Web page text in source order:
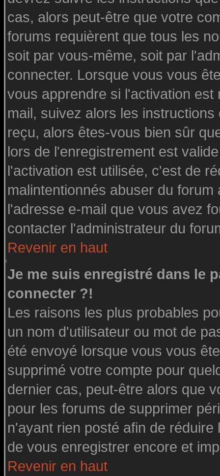
cas, alors peut-être que votre
forums requièrent que tous les
soit par vous-même, soit par
connecter. Lorsque vous vous
vous apprendre si l'activation
mail, suivez alors les
reçu, alors êtes-vous bien sûr
lors de l'enregistrement est
l'activation est utilisée, c'est de
malintentionnés abuser du
l'adresse e-mail que vous avez
contacter l'administrateur du
Revenir en haut
Je me suis enregistré dans le
connecter ?!
Les raisons les plus probables
un nom d'utilisateur ou mot de
été envoyé lorsque vous vous
supprimé votre compte pour
dernier cas, peut-être alors que
pour les forums de supprimer
n'ayant rien posté afin de
de vous enregistrer encore et
Revenir en haut